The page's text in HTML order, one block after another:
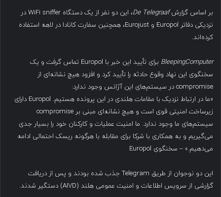
بر اساس گزارشDe Telegraaf
، این دو نفر از یک دستگاه WiFi sniffer در
نزدیکی دفاتر Europol و Eurojust، همچنین سفارت کانادا در لاهه استفاده
کرده‌اند.
BleepingComputer
برای تأیید این خبر با Europol تماس گرفت و یک
سخنگوی این نهاد وقوع حادثه را تأیید کرد و افزود هیچ نشانه‌ای از
compromise در سیستم‌های این آژانس وجود ندارد:
«ما در ارتباط نزدیک با مقامات هلندی در این پرونده هستیم. Europol دارای
زیرساخت امنیتی قوی است و هیچ نشانه‌ای مبنی بر compromise
سیستم‌های ما وجود ندارد. ما امنیت عملیات و کارکنان خود را بسیار جدی
می‌گیریم و به همکاری با شرکا برای مقابله با هرگونه ریسک احتمالی ادامه
می‌دهیم.» – سخنگوی Europol
این دو نوجوان از طریق Telegram جذب شده بودند و پس از دریافت
گزارشی از سرویس اطلاعات و امنیت عمومی هلند (AIVD) دستگیر شدند.